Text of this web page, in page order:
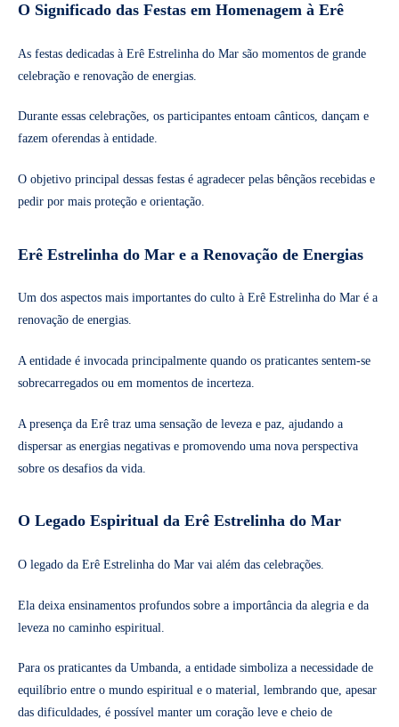
O Significado das Festas em Homenagem à Erê
As festas dedicadas à Erê Estrelinha do Mar são momentos de grande
celebração e renovação de energias.
Durante essas celebrações, os participantes entoam cânticos, dançam e
fazem oferendas à entidade.
O objetivo principal dessas festas é agradecer pelas bênçãos recebidas e
pedir por mais proteção e orientação.
Erê Estrelinha do Mar e a Renovação de Energias
Um dos aspectos mais importantes do culto à Erê Estrelinha do Mar é a
renovação de energias.
A entidade é invocada principalmente quando os praticantes sentem-se
sobrecarregados ou em momentos de incerteza.
A presença da Erê traz uma sensação de leveza e paz, ajudando a
dispersar as energias negativas e promovendo uma nova perspectiva
sobre os desafios da vida.
O Legado Espiritual da Erê Estrelinha do Mar
O legado da Erê Estrelinha do Mar vai além das celebrações.
Ela deixa ensinamentos profundos sobre a importância da alegria e da
leveza no caminho espiritual.
Para os praticantes da Umbanda, a entidade simboliza a necessidade de
equilíbrio entre o mundo espiritual e o material, lembrando que, apesar
das dificuldades, é possível manter um coração leve e cheio de